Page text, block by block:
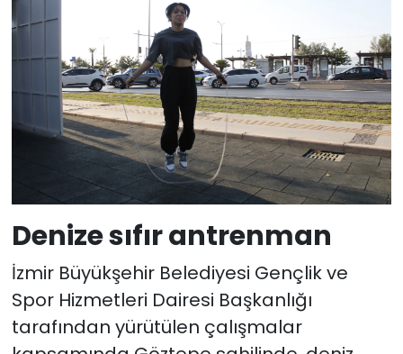
Denize sıfır antrenman
İzmir Büyükşehir Belediyesi Gençlik ve
Spor Hizmetleri Dairesi Başkanlığı
tarafından yürütülen çalışmalar